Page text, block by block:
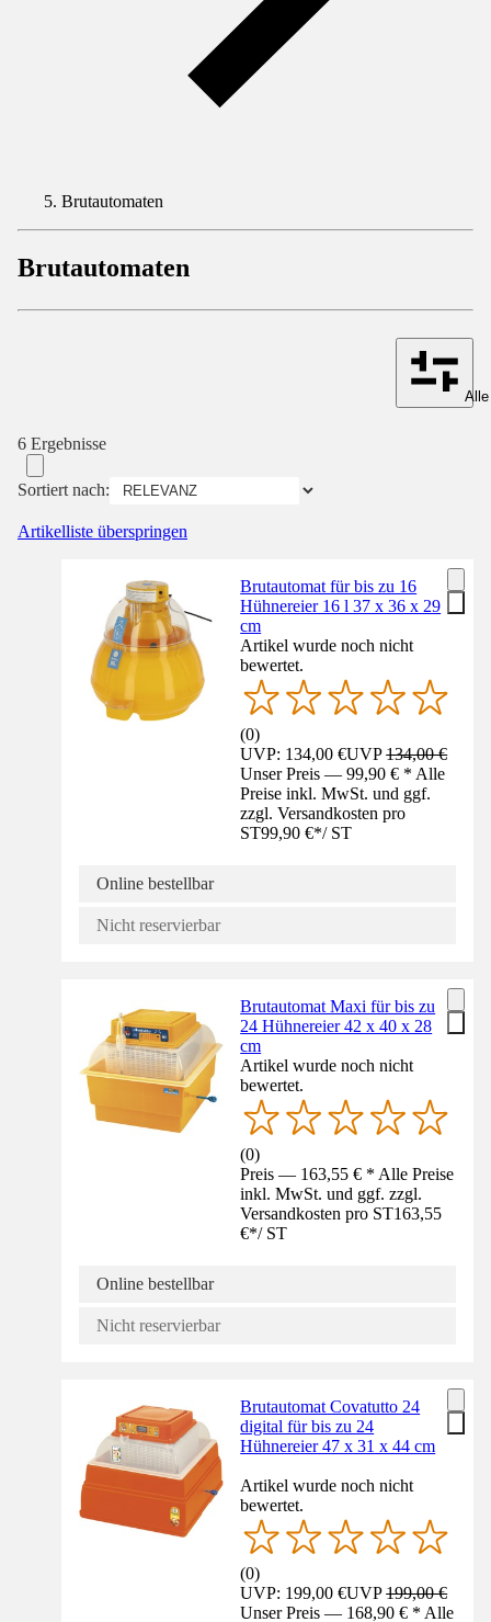
Brutautomaten
Brutautomaten
6 Ergebnisse
Sortiert nach:
Artikelliste überspringen
Brutautomat für bis zu 16
Hühnereier 16 l 37 x 36 x 29
cm
Artikel wurde noch nicht
bewertet.
(0)
UVP: 134,00 €UVP134,00 €
Unser Preis — 99,90 € * Alle
Preise inkl. MwSt. und ggf.
zzgl. Versandkosten pro
ST99,90 €*/ ST
Online bestellbar
Nicht reservierbar
Brutautomat Maxi für bis zu
24 Hühnereier 42 x 40 x 28
cm
Artikel wurde noch nicht
bewertet.
(0)
Preis — 163,55 € * Alle Preise
inkl. MwSt. und ggf. zzgl.
Versandkosten pro ST163,55
€*/ ST
Online bestellbar
Nicht reservierbar
Brutautomat Covatutto 24
digital für bis zu 24
Hühnereier 47 x 31 x 44 cm
Artikel wurde noch nicht
bewertet.
(0)
UVP: 199,00 €UVP199,00 €
Unser Preis — 168,90 € * Alle